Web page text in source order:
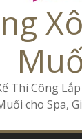
Doanh Lắp Đặt
Thi Công
cho Spa,